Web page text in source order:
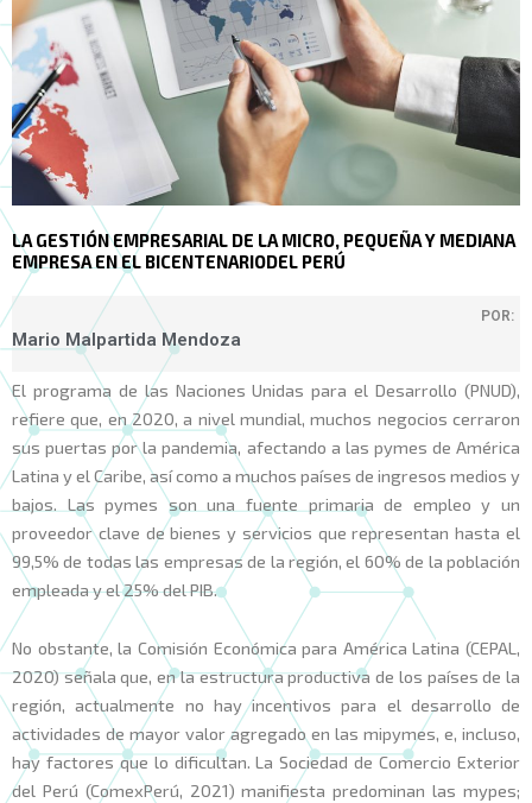
LA GESTIÓN EMPRESARIAL DE LA MICRO, PEQUEÑA Y MEDIANA
EMPRESA EN EL BICENTENARIODEL PERÚ
POR:
Mario Malpartida Mendoza
El programa de las Naciones Unidas para el Desarrollo (PNUD),
refiere que, en 2020, a nivel mundial, muchos negocios cerraron
sus puertas por la pandemia, afectando a las pymes de América
Latina y el Caribe, así como a muchos países de ingresos medios y
bajos. Las pymes son una fuente primaria de empleo y un
proveedor clave de bienes y servicios que representan hasta el
99,5% de todas las empresas de la región, el 60% de la población
empleada y el 25% del PIB.
No obstante, la Comisión Económica para América Latina (CEPAL,
2020) señala que, en la estructura productiva de los países de la
región, actualmente no hay incentivos para el desarrollo de
actividades de mayor valor agregado en las mipymes, e, incluso,
hay factores que lo dificultan. La Sociedad de Comercio Exterior
del Perú (ComexPerú, 2021) manifiesta predominan las mypes;